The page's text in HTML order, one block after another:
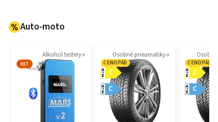
Auto-moto
Alkohol testery
HIT
Osobné pneumatiky
CENOPÁD
C
A
E
C
A
E
CENOPÁD
C
A
E
C
A
E